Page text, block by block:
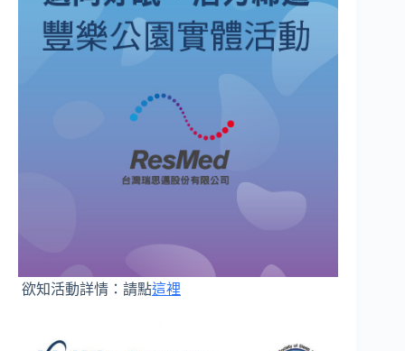
欲知活動詳情：請點這裡